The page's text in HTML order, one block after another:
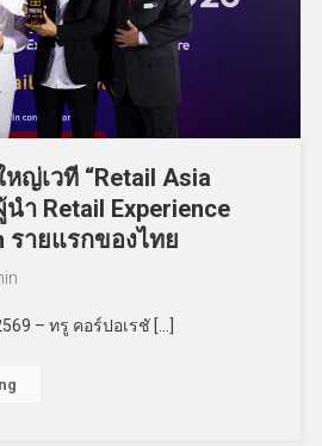
ญ่เวที “Retail Asia
ำ Retail Experience
รายแรกของไทย
– ทรู คอร์ปอเรชั […]